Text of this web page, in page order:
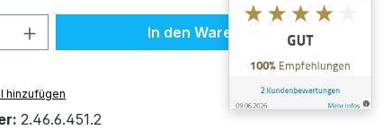
Gib den gewünschten Wert
In den Warenkorb
hinzufügen
2.46.6.451.2